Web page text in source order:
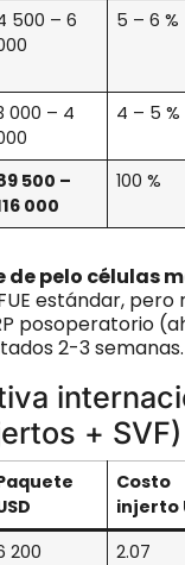
500 – 6
5 – 6 %
000 – 4
4 – 5 %
500 –
000
100 %
pelo células
estándar, pero
posoperatorio
2-3 semanas.
+ SVF)
Costo
injerto
200 2.07